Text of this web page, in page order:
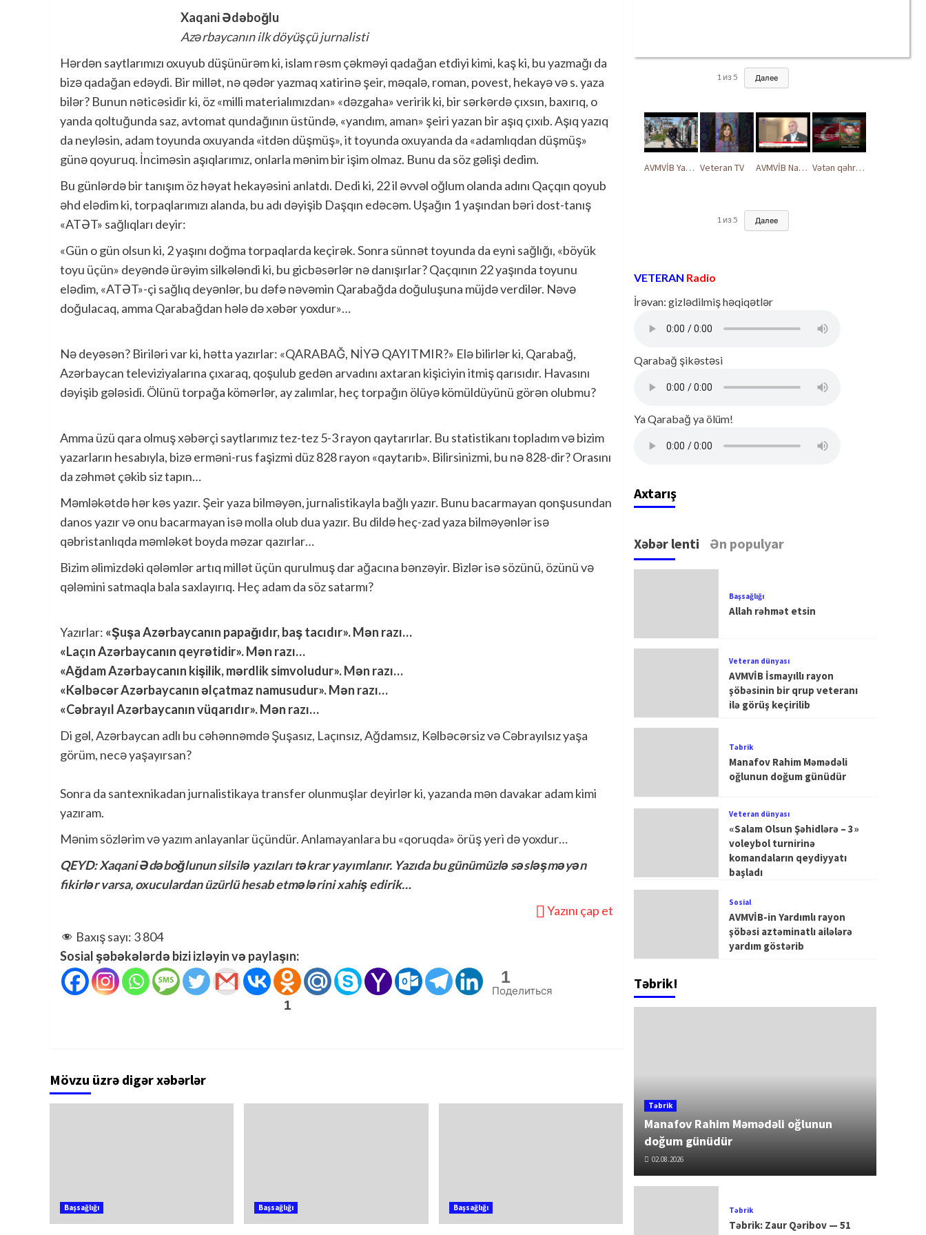
Xaqani Ədəboğlu
Azərbaycanın ilk döyüşçü jurnalisti
Hərdən saytlarımızı oxuyub düşünürəm ki, islam rəsm çəkməyi qadağan etdiyi kimi, kaş ki, bu yazmağı da
bizə qadağan edəydi. Bir millət, nə qədər yazmaq xatirinə şeir, məqalə, roman, povest, hekayə və s. yaza
bilər? Bunun nəticəsidir ki, öz «milli materialımızdan» «dəzgaha» veririk ki, bir sərkərdə çıxsın, baxırıq, o
yanda qoltuğunda saz, avtomat qundağının üstündə, «yandım, aman» şeiri yazan bir aşıq çıxıb. Aşıq yazıq
da neyləsin, adam toyunda oxuyanda «itdən düşmüş», it toyunda oxuyanda da «adamlıqdan düşmüş»
günə qoyuruq. İnciməsin aşıqlarımız, onlarla mənim bir işim olmaz. Bunu da söz gəlişi dedim.
Bu günlərdə bir tanışım öz həyat hekayəsini anlatdı. Dedi ki, 22 il əvvəl oğlum olanda adını Qaçqın qoyub
əhd elədim ki, torpaqlarımızı alanda, bu adı dəyişib Daşqın edəcəm. Uşağın 1 yaşından bəri dost-tanış
«ATƏT» sağlıqları deyir:
«Gün o gün olsun ki, 2 yaşını doğma torpaqlarda keçirək. Sonra sünnət toyunda da eyni sağlığı, «böyük
toyu üçün» deyəndə ürəyim silkələndi ki, bu gicbəsərlər nə danışırlar? Qaçqının 22 yaşında toyunu
elədim, «ATƏT»-çi sağlıq deyənlər, bu dəfə nəvəmin Qarabağda doğuluşuna müjdə verdilər. Nəvə
doğulacaq, amma Qarabağdan hələ də xəbər yoxdur»…
Nə deyəsən? Biriləri var ki, hətta yazırlar: «QARABAĞ, NİYƏ QAYITMIR?» Elə bilirlər ki, Qarabağ,
Azərbaycan televiziyalarına çıxaraq, qoşulub gedən arvadını axtaran kişiciyin itmiş qarısıdır. Havasını
dəyişib gələsidi. Ölünü torpağa kömərlər, ay zalımlar, heç torpağın ölüyə kömüldüyünü görən olubmu?
Amma üzü qara olmuş xəbərçi saytlarımız tez-tez 5-3 rayon qaytarırlar. Bu statistikanı topladım və bizim
yazarların hesabıyla, bizə erməni-rus faşizmi düz 828 rayon «qaytarıb». Bilirsinizmi, bu nə 828-dir? Orasını
da zəhmət çəkib siz tapın…
Məmləkətdə hər kəs yazır. Şeir yaza bilməyən, jurnalistikayla bağlı yazır. Bunu bacarmayan qonşusundan
danos yazır və onu bacarmayan isə molla olub dua yazır. Bu dildə heç-zad yaza bilməyənlər isə
qəbristanlıqda məmləkət boyda məzar qazırlar…
Bizim əlimizdəki qələmlər artıq millət üçün qurulmuş dar ağacına bənzəyir. Bizlər isə sözünü, özünü və
qələmini satmaqla bala saxlayırıq. Heç adam da söz satarmı?
Yazırlar: «Şuşa Azərbaycanın papağıdır, baş tacıdır». Mən razı…
«Laçın Azərbaycanın qeyrətidir». Mən razı…
«Ağdam Azərbaycanın kişilik, mərdlik simvoludur». Mən razı…
«Kəlbəcər Azərbaycanın əlçatmaz namusudur». Mən razı…
«Cəbrayıl Azərbaycanın vüqarıdır». Mən razı…
Di gəl, Azərbaycan adlı bu cəhənnəmdə Şuşasız, Laçınsız, Ağdamsız, Kəlbəcərsiz və Cəbrayılsız yaşa
görüm, necə yaşayırsan?
Sonra da santexnikadan jurnalistikaya transfer olunmuşlar deyirlər ki, yazanda mən davakar adam kimi
yazıram.
Mənim sözlərim və yazım anlayanlar üçündür. Anlamayanlara bu «qoruqda» örüş yeri də yoxdur…
QEYD: Xaqani Ədəboğlunun silsilə yazıları təkrar yayımlanır. Yazıda bu günümüzlə səsləşməyən
fikirlər varsa, oxuculardan üzürlü hesab etmələrini xahiş edirik…
Yazını çap et
Baxış sayı: 3 804
Sosial şəbəkələrdə bizi izləyin və paylaşın:
1
1
Поделиться
Mövzu üzrə digər xəbərlər
Başsağlığı Başsağlığı Başsağlığı
1 из5 Далее
AVMVİB Yasamal rayon şöbəsinin kollektivi Şəhidlər Xiyabanında Veteran TV AVMVİB Naxçıvan MR təşkilatı şəhidlərimizin xatirəsinə həsr olunmuş tədbir keçirdi Vətən qəhrəmanları ilə ucalır
1 из 5 Далее
VETERAN Radio
İrəvan: gizlədilmiş həqiqətlər
Qarabağ şikəstəsi
Ya Qarabağ ya ölüm!
Axtarış
Xəbər lenti Ən populyar
Başsağlığı
Allah rəhmət etsin
Veteran dünyası
AVMVİB İsmayıllı rayon
şöbəsinin bir qrup veteranı
ilə görüş keçirilib
Təbrik
Manafov Rahim Məmədəli
oğlunun doğum günüdür
Veteran dünyası
«Salam Olsun Şəhidlərə – 3»
voleybol turnirinə
komandaların qeydiyyatı
başladı
Sosial
AVMVİB-in Yardımlı rayon
şöbəsi aztəminatlı ailələrə
yardım göstərib
Təbrik!
Təbrik
Manafov Rahim Məmədəli oğlunun
doğum günüdür
02.08.2026
Təbrik
Təbrik: Zaur Qəribov — 51